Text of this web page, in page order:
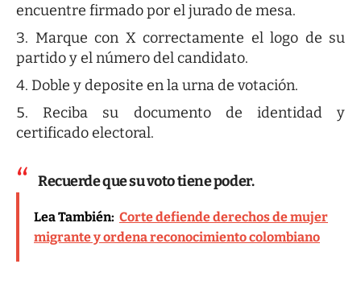
encuentre firmado por el jurado de mesa.
Marque con X correctamente el logo de su
partido y el número del candidato.
Doble y deposite en la urna de votación.
Reciba su documento de identidad y
certificado electoral.
Recuerde que su voto tiene poder.
Lea También: Corte defiende derechos de mujer
migrante y ordena reconocimiento colombiano